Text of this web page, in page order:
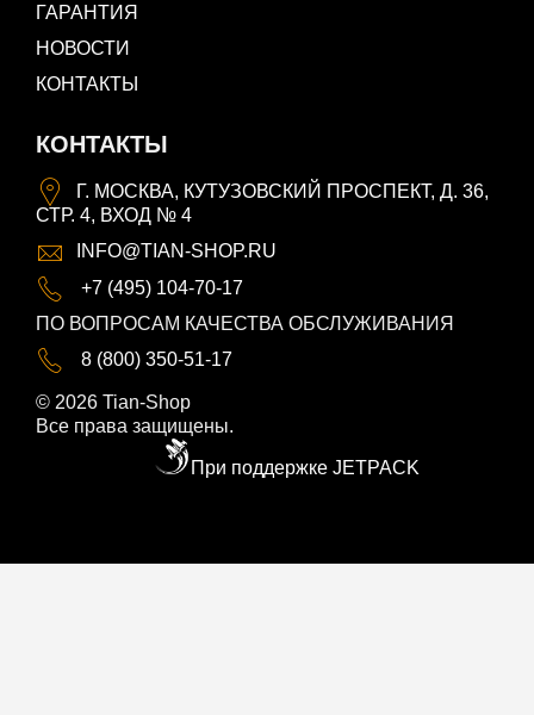
ГАРАНТИЯ
НОВОСТИ
КОНТАКТЫ
КОНТАКТЫ
Г. МОСКВА, КУТУЗОВСКИЙ ПРОСПЕКТ, Д. 36,
СТР. 4, ВХОД № 4
INFO@TIAN-SHOP.RU
+7 (495) 104-70-17
ПО ВОПРОСАМ КАЧЕСТВА ОБСЛУЖИВАНИЯ
8 (800) 350-51-17
© 2026 Tian-Shop
Все права защищены.
При поддержке JETPACK